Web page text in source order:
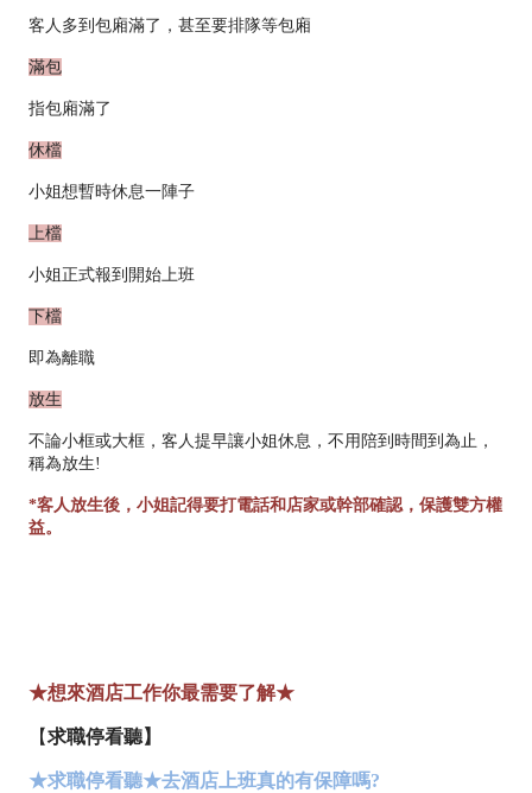
客人多到包廂滿了，甚至要排隊等包廂
滿包
指包廂滿了
休檔
小姐想暫時休息一陣子
上檔
小姐正式報到開始上班
下檔
即為離職
放生
不論小框或大框，客人提早讓小姐休息，不用陪到時間到為止，
稱為放生!
*客人放生後，小姐記得要打電話和店家或幹部確認，保護雙方權
益。
★想來酒店工作你最需要了解★
【求職停看聽】
★求職停看聽★去酒店上班真的有保障嗎?